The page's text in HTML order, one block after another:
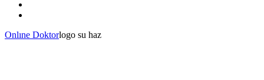
Onlıne Doktorlogo su haz